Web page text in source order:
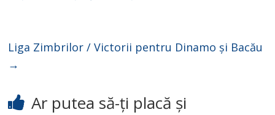
Liga Zimbrilor / Victorii pentru Dinamo și Bacău
→
Ar putea să-ți placă și